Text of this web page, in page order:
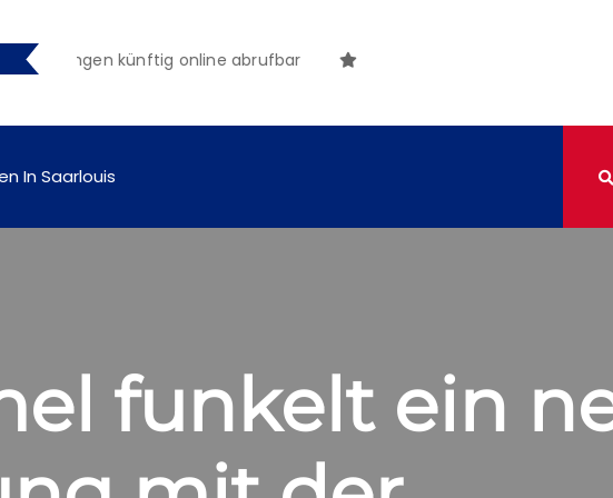
künftig online abrufbar
In Saarlouis
funkelt ein